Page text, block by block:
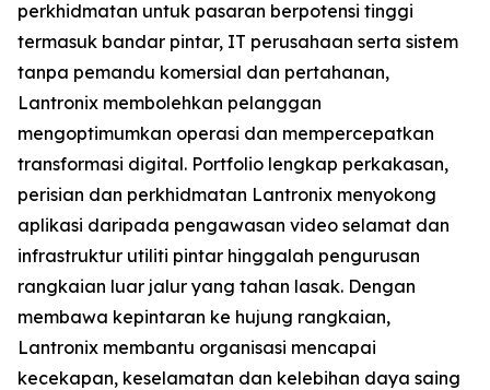
perkhidmatan untuk pasaran berpotensi tinggi
termasuk bandar pintar, IT perusahaan serta sistem
tanpa pemandu komersial dan pertahanan,
Lantronix membolehkan pelanggan
mengoptimumkan operasi dan mempercepatkan
transformasi digital. Portfolio lengkap perkakasan,
perisian dan perkhidmatan Lantronix menyokong
aplikasi daripada pengawasan video selamat dan
infrastruktur utiliti pintar hinggalah pengurusan
rangkaian luar jalur yang tahan lasak. Dengan
membawa kepintaran ke hujung rangkaian,
Lantronix membantu organisasi mencapai
kecekapan, keselamatan dan kelebihan daya saing